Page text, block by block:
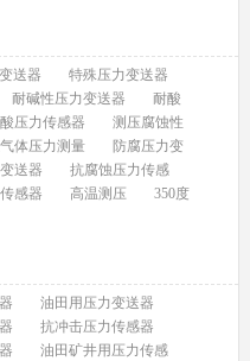
送器
特殊压力变送器
耐碱性压力变送器
耐酸
压力传感器
测压腐蚀性
体压力测量
防腐压力变
送器
抗腐蚀压力传感
感器 高温测压
350度
油田用压力变送器
抗冲击压力传感器
油田矿井用压力传感